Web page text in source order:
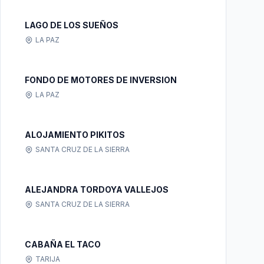
LAGO DE LOS SUEÑOS
LA PAZ
FONDO DE MOTORES DE INVERSION
LA PAZ
ALOJAMIENTO PIKITOS
SANTA CRUZ DE LA SIERRA
ALEJANDRA TORDOYA VALLEJOS
SANTA CRUZ DE LA SIERRA
CABAÑA EL TACO
TARIJA